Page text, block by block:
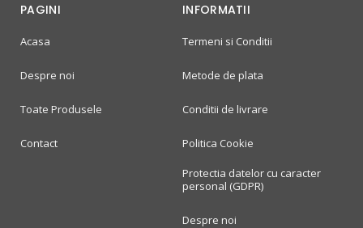
PAGINI
Acasa
Despre noi
Toate Produsele
Contact
INFORMATII
Termeni si Conditii
Metode de plata
Conditii de livrare
Politica Cookie
Protectia datelor cu caracter
personal (GDPR)
Despre noi